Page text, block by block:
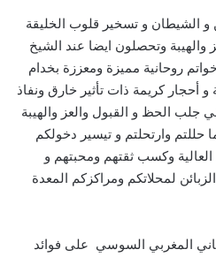
الشيطان و تسخير قلوب الخليقة
والهيبة وتحصلون ايضا عند الشيخ
روحانية مميزة ومعززة بخدام
أحجار كريمة ذات تأثير خارق ونفاذ
جلب الحظ و القبول والعز والهيبة
حللتم وارتحلتم و تيسير دخولكم
وكسب ثقتهم ومحبتهم و
لمحلاتكم ومراكزكم المعدة
المغربي السوسي على فوائد